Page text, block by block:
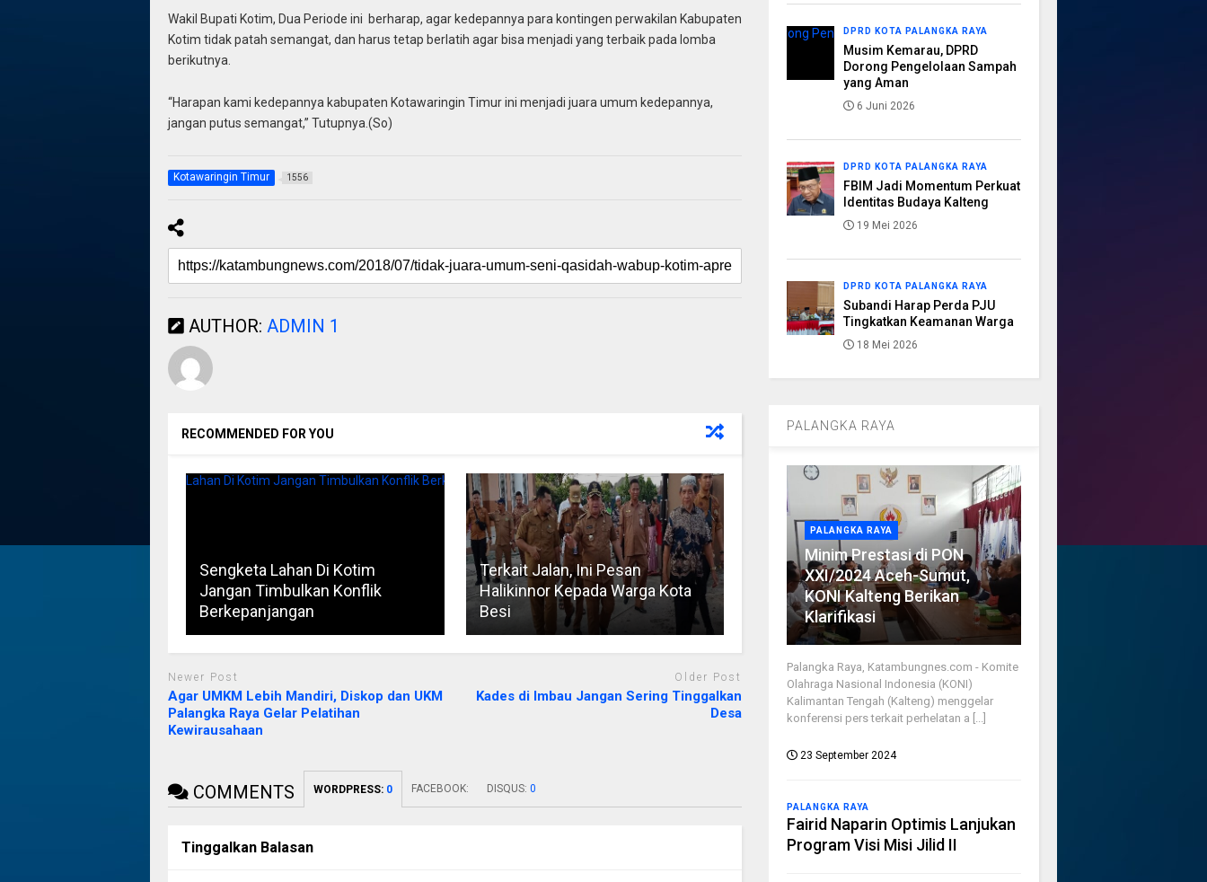
Wakil Bupati Kotim, Dua Periode ini berharap, agar kedepannya para kontingen perwakilan Kabupaten
Kotim tidak patah semangat, dan harus tetap berlatih agar bisa menjadi yang terbaik pada lomba
berikutnya.
“Harapan kami kedepannya kabupaten Kotawaringin Timur ini menjadi juara umum kedepannya,
jangan putus semangat,” Tutupnya.(So)
Kotawaringin Timur 1556
AUTHOR: ADMIN 1
RECOMMENDED FOR YOU
Sengketa Lahan Di Kotim
Jangan Timbulkan Konflik
Berkepanjangan
Terkait Jalan, Ini Pesan
Halikinnor Kepada Warga Kota
Besi
Newer Post
Agar UMKM Lebih Mandiri, Diskop dan UKM
Palangka Raya Gelar Pelatihan
Kewirausahaan
Older Post
Kades di Imbau Jangan Sering Tinggalkan
Desa
COMMENTS WORDPRESS: 0 FACEBOOK: DISQUS: 0
Tinggalkan Balasan
DPRD KOTA PALANGKA RAYA
Musim Kemarau, DPRD
Dorong Pengelolaan Sampah
yang Aman
6 Juni 2026
DPRD KOTA PALANGKA RAYA
FBIM Jadi Momentum Perkuat
Identitas Budaya Kalteng
19 Mei 2026
DPRD KOTA PALANGKA RAYA
Subandi Harap Perda PJU
Tingkatkan Keamanan Warga
18 Mei 2026
PALANGKA RAYA
PALANGKA RAYA
Minim Prestasi di PON
XXI/2024 Aceh-Sumut,
KONI Kalteng Berikan
Klarifikasi
Palangka Raya, Katambungnes.com - Komite
Olahraga Nasional Indonesia (KONI)
Kalimantan Tengah (Kalteng) menggelar
konferensi pers terkait perhelatan a [...]
23 September 2024
PALANGKA RAYA
Fairid Naparin Optimis Lanjukan
Program Visi Misi Jilid II